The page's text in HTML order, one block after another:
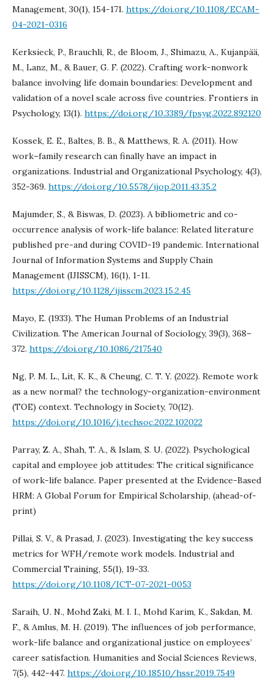
Management, 30(1), 154-171. https://doi.org/10.1108/ECAM-
04-2021-0316
Kerksieck, P., Brauchli, R., de Bloom, J., Shimazu, A., Kujanpää,
M., Lanz, M., & Bauer, G. F. (2022). Crafting work-nonwork
balance involving life domain boundaries: Development and
validation of a novel scale across five countries. Frontiers in
Psychology, 13(1). https://doi.org/10.3389/fpsyg.2022.892120
Kossek, E. E., Baltes, B. B., & Matthews, R. A. (2011). How
work–family research can finally have an impact in
organizations. Industrial and Organizational Psychology, 4(3),
352-369. https://doi.org/10.5578/ijop.2011.43.35.2
Majumder, S., & Biswas, D. (2023). A bibliometric and co-
occurrence analysis of work-life balance: Related literature
published pre-and during COVID-19 pandemic. International
Journal of Information Systems and Supply Chain
Management (IJISSCM), 16(1), 1-11.
https://doi.org/10.1128/ijisscm.2023.15.2.45
Mayo, E. (1933). The Human Problems of an Industrial
Civilization. The American Journal of Sociology, 39(3), 368–
372. https://doi.org/10.1086/217540
Ng, P. M. L., Lit, K. K., & Cheung, C. T. Y. (2022). Remote work
as a new normal? the technology-organization-environment
(TOE) context. Technology in Society, 70(12).
https://doi.org/10.1016/j.techsoc.2022.102022
Parray, Z. A., Shah, T. A., & Islam, S. U. (2022). Psychological
capital and employee job attitudes: The critical significance
of work-life balance. Paper presented at the Evidence-Based
HRM: A Global Forum for Empirical Scholarship, (ahead-of-
print)
Pillai, S. V., & Prasad, J. (2023). Investigating the key success
metrics for WFH/remote work models. Industrial and
Commercial Training, 55(1), 19-33.
https://doi.org/10.1108/ICT-07-2021-0053
Saraih, U. N., Mohd Zaki, M. I. I., Mohd Karim, K., Sakdan, M.
F., & Amlus, M. H. (2019). The influences of job performance,
work-life balance and organizational justice on employees’
career satisfaction. Humanities and Social Sciences Reviews,
7(5), 442-447. https://doi.org/10.18510/hssr.2019.7549